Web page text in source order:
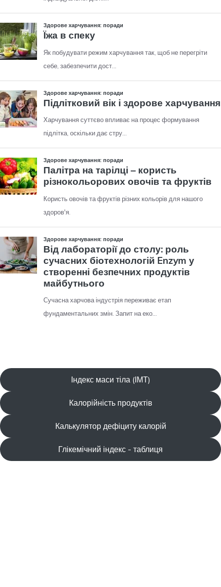
Індекс маси тіла (ІМТ)
Калорійність продуктів
Калькулятор дефіциту калорій
Глікемічний індекс - таблиця